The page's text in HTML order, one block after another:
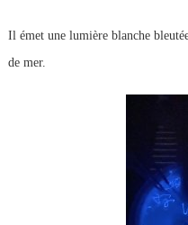
Il émet une lumière blanche
de mer.